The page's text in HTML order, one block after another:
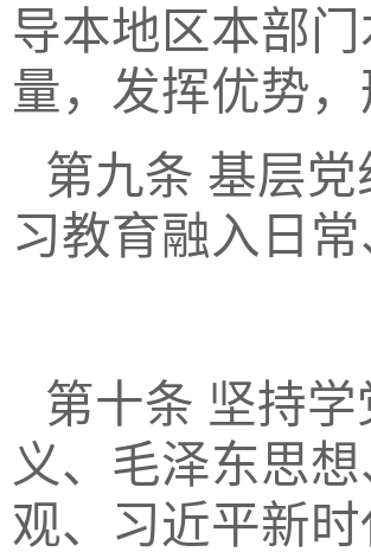
导本地区本部
量，发挥优势
第九条 基层
习教育融入日
第十条 坚持
义、毛泽东思
观、习近平新